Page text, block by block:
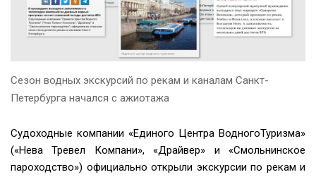
Сезон водных экскурсий по рекам и каналам Санкт-
Петербурга начался с ажиотажа
Судоходные компании «Единого Центра ВодногоТуризма»
(«Нева Тревел Компани», «Драйвер» и «Смольнинское
пароходство») официально открыли экскурсии по рекам и